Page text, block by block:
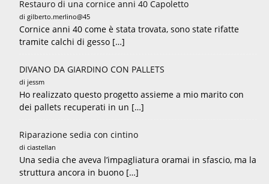
Restauro di una cornice anni 40 Capoletto
di gilberto.merlino@45
Cornice anni 40 come è stata trovata, sono state rifatte
tramite calchi di gesso […]
DIVANO DA GIARDINO CON PALLETS
di jessm
Ho realizzato questo progetto assieme a mio marito con
dei pallets recuperati in un […]
Riparazione sedia con cintino
di ciastellan
Una sedia che aveva l’impagliatura oramai in sfascio, ma la
struttura ancora in buono […]